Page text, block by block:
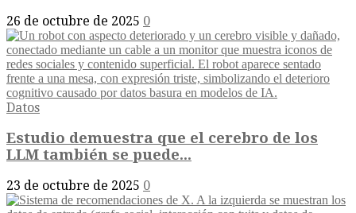
26 de octubre de 2025 0
Datos
Estudio demuestra que el cerebro de los
LLM también se puede...
23 de octubre de 2025 0